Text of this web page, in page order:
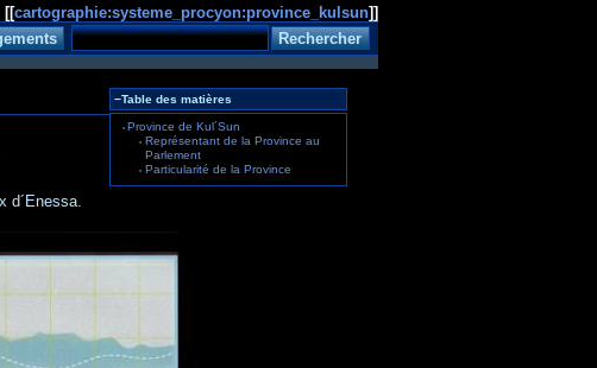
[[cartographie:systeme_procyon:province_kulsun]]
−Table des matières
Province de Kul´Sun
Représentant de la Province au
Parlement
Particularité de la Province
d´Enessa.